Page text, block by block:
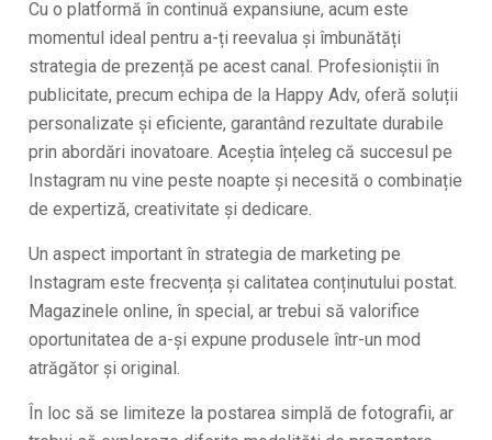
Cu o platformă în continuă expansiune, acum este
momentul ideal pentru a-ți reevalua și îmbunătăți
strategia de prezență pe acest canal. Profesioniștii în
publicitate, precum echipa de la Happy Adv, oferă soluții
personalizate și eficiente, garantând rezultate durabile
prin abordări inovatoare. Aceștia înțeleg că succesul pe
Instagram nu vine peste noapte și necesită o combinație
de expertiză, creativitate și dedicare.
Un aspect important în strategia de marketing pe
Instagram este frecvența și calitatea conținutului postat.
Magazinele online, în special, ar trebui să valorifice
oportunitatea de a-și expune produsele într-un mod
atrăgător și original.
În loc să se limiteze la postarea simplă de fotografii, ar